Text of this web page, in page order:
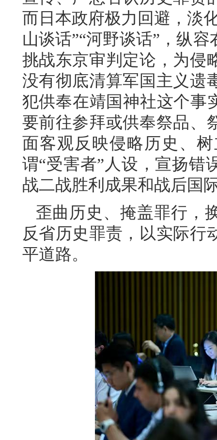
而日本政府极力回避，淡
山谈话”“河野谈话”，纵
挑战东京审判定论，为侵
没有彻底清算军国主义遗
犯供奉在靖国神社这个事
要前往参拜或供奉祭品、
面客观反映侵略历史、
谓“受害者”人设，宣扬错
战二战胜利成果和战后国
歪曲历史、掩盖罪行，
反省历史罪责，以实际行
平道路。